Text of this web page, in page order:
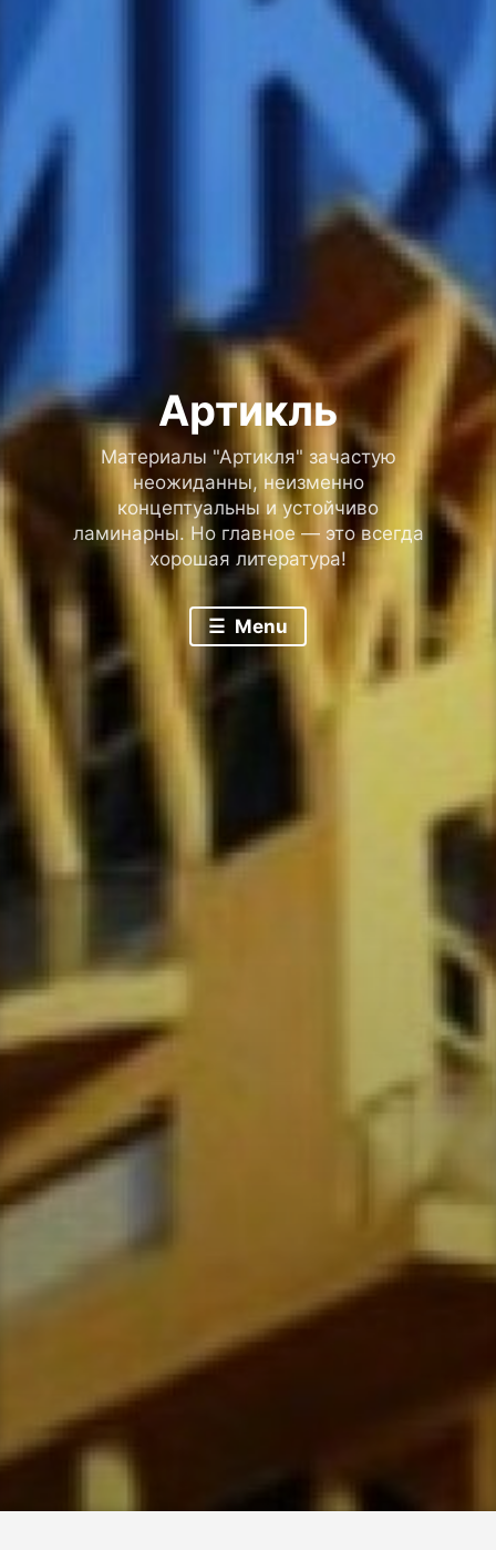
Артикль
Материалы "Артикля" зачастую
неожиданны, неизменно
концептуальны и устойчиво
ламинарны. Но главное — это всегда
хорошая литература!
Menu